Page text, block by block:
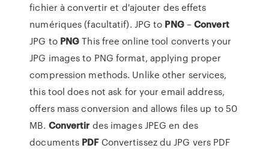
fichier à convertir et d'ajouter des effets
numériques (facultatif). JPG to PNG–Convert
JPG to PNGThis free online tool converts your
JPG images to PNG format, applying proper
compression methods. Unlike other services,
this tool does not ask for your email address,
offers mass conversion and allows files up to 50
MB. Convertir des images JPEG en des
documents PDFConvertissez du JPG vers PDF